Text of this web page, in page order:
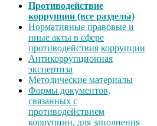
Противодействие
коррупции (все разделы)
Нормативные правовые и
иные акты в сфере
противодействия коррупции
Антикоррупционная
экспертиза
Методические материалы
Формы документов,
связанных с
противодействием
коррупции, для заполнения